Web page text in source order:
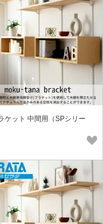
ケット 中間用（SPシリー